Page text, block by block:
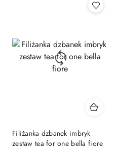
Filiżanka dzbanek imbryk
zestaw tea for one bella fiore